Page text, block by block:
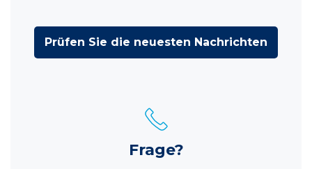
Prüfen Sie die neuesten Nachrichten
Frage?